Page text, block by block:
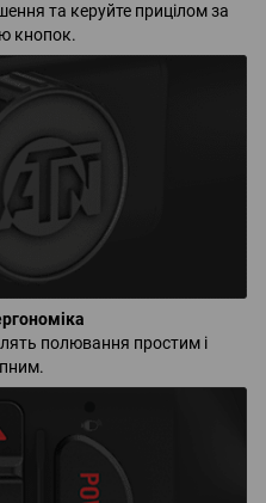
та керуйте прицілом за
кнопок.
полювання простим і